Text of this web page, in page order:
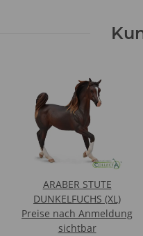
ARABER STUTE
DUNKELFUCHS (XL)
Preise nach Anmeldung
sichtbar